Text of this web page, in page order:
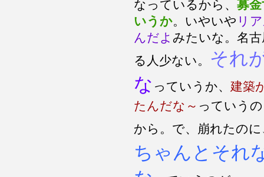
なっているから、 募
いうか。いやいや リ
んだよ みたいな。名
る人少ない。 それ
な っていうか、 建築
たんだな～ っていう
から。で、崩れたのに
ちゃんとそれ